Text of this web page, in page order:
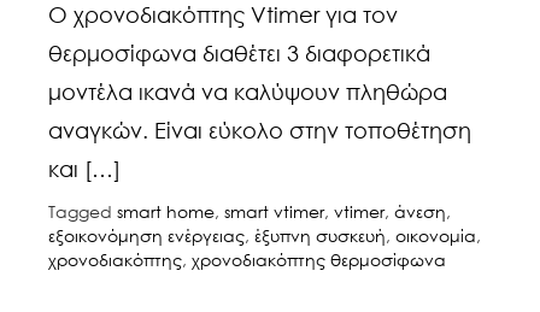
Ο χρονοδιακόπτης Vtimer για τον
θερμοσίφωνα διαθέτει 3 διαφορετικά
μοντέλα ικανά να καλύψουν πληθώρα
αναγκών. Είναι εύκολο στην τοποθέτηση
και […]
Tagged smart home, smart vtimer, vtimer, άνεση,
εξοικονόμηση ενέργειας, έξυπνη συσκευή, οικονομία,
χρονοδιακόπτης, χρονοδιακόπτης θερμοσίφωνα